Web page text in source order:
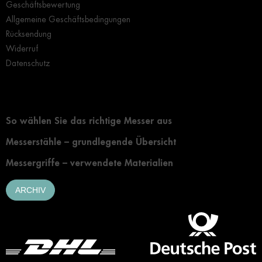
Geschäftsbewertung
Allgemeine Geschäftsbedingungen
Rücksendung
Widerruf
Datenschutz
So wählen Sie das richtige Messer aus
Messerstähle – grundlegende Übersicht
Messergriffe – verwendete Materialien
ARCHIV